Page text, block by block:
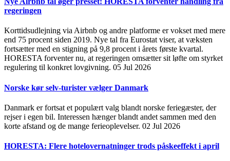
regeringen
Korttidsudlejning via Airbnb og andre platforme er vokset med mere
end 75 procent siden 2019. Nye tal fra Eurostat viser, at væksten
fortsætter med en stigning på 9,8 procent i årets første kvartal.
HORESTA forventer nu, at regeringen omsætter sit løfte om styrket
regulering til konkret lovgivning. 05 Jul 2026
Norske kør selv-turister vælger Danmark
Danmark er fortsat et populært valg blandt norske feriegæster, der
rejser i egen bil. Interessen hænger blandt andet sammen med den
korte afstand og de mange ferieoplevelser. 02 Jul 2026
HORESTA: Flere hotelovernatninger trods påskeeffekt i april